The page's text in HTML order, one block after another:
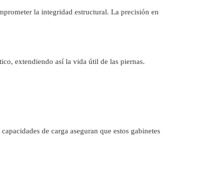
la integridad estructural. La precisión en
extendiendo así la vida útil de las piernas.
de carga aseguran que estos gabinetes